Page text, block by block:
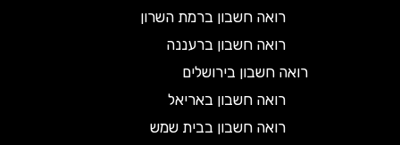
רואה חשבון ברמת השרון
רואה חשבון ברעננה
רואה חשבון בירושלים
רואה חשבון באריאל
רואה חשבון בבית שמש